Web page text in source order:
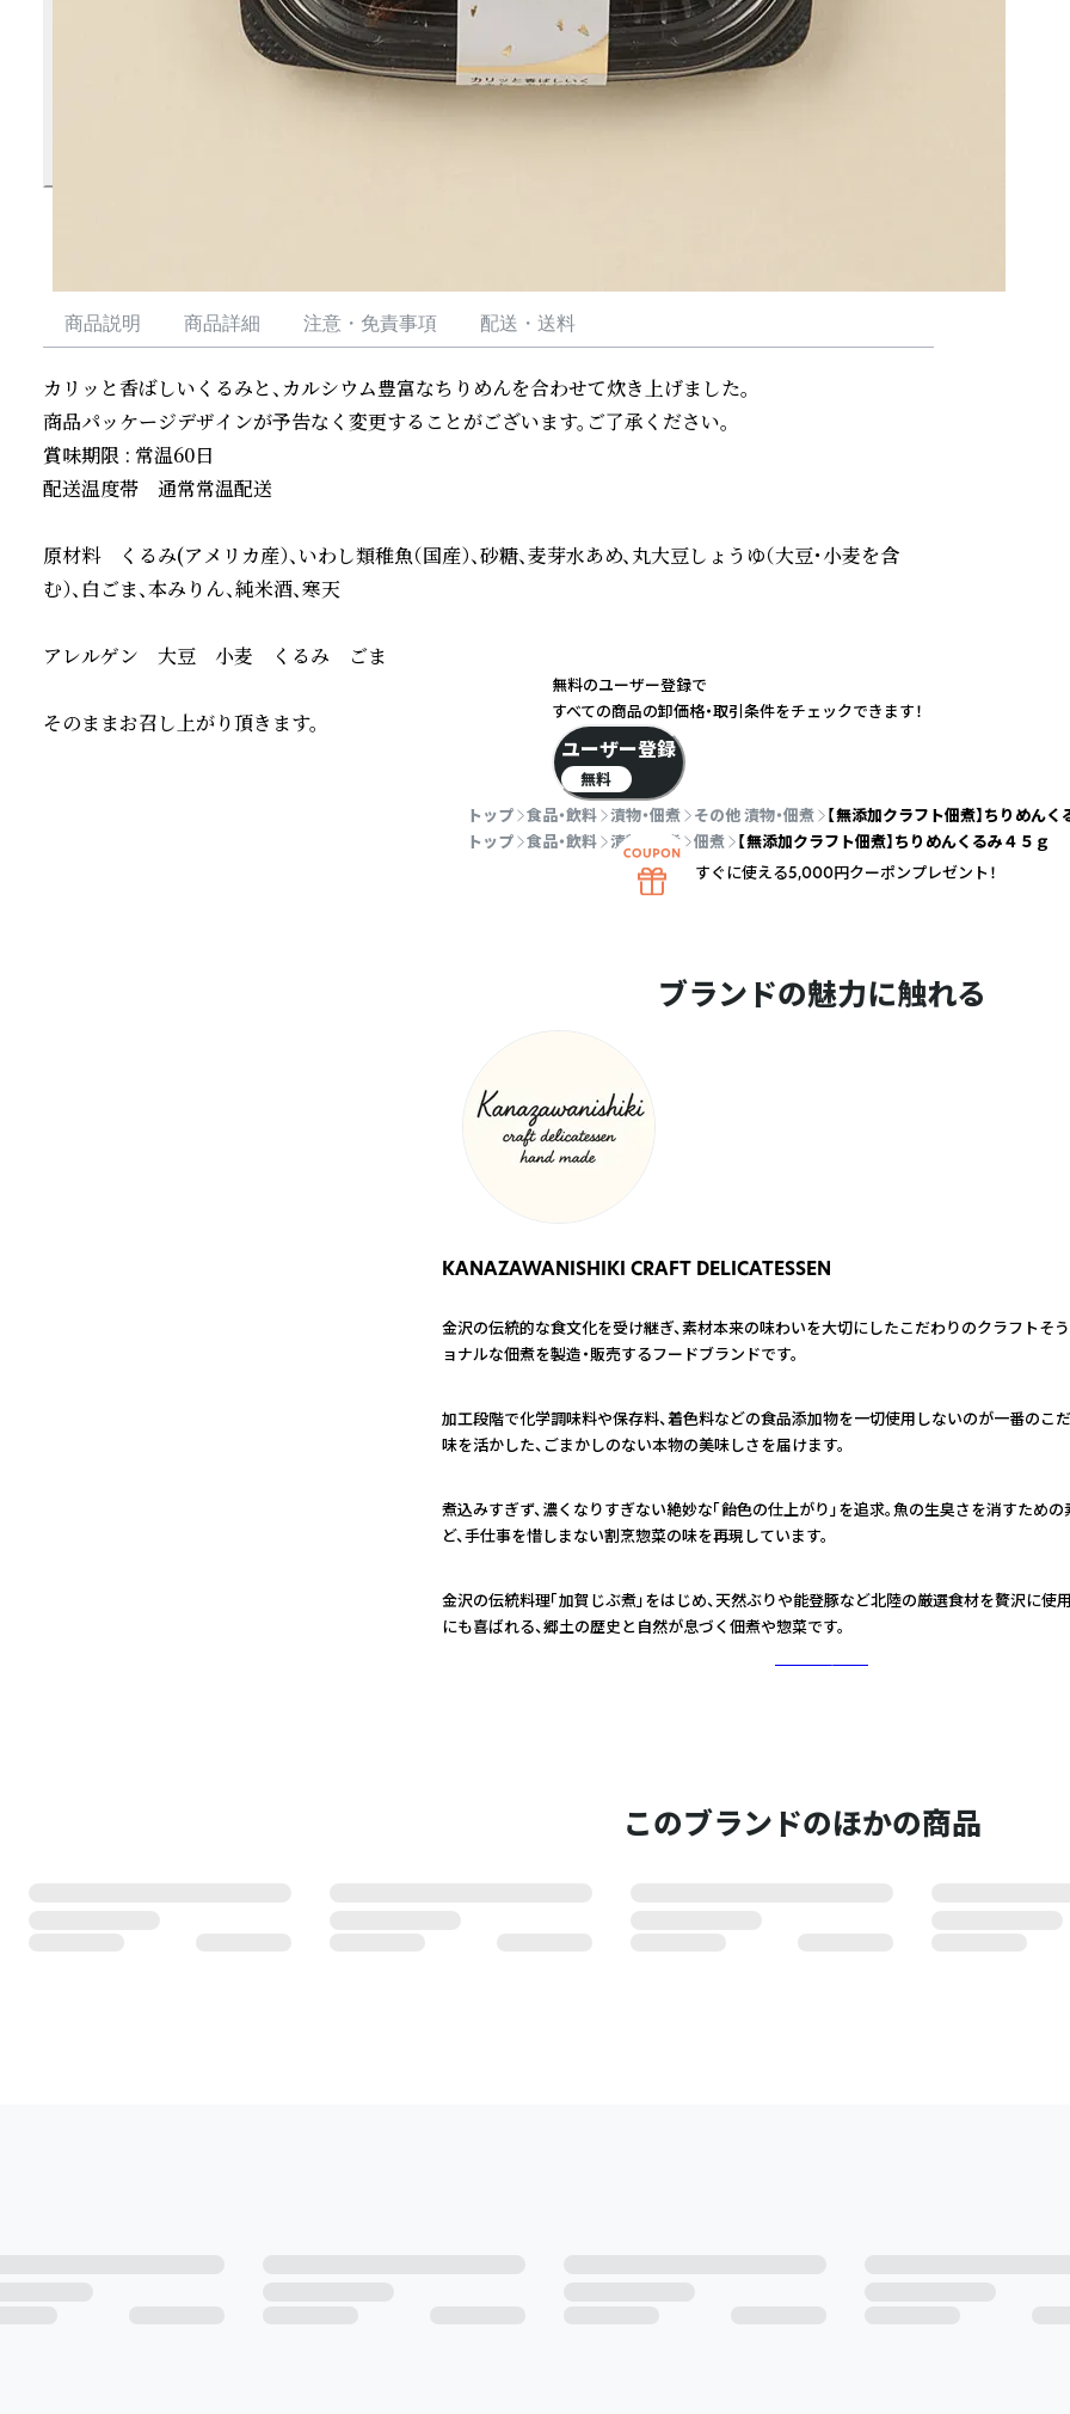
商品説明 商品詳細 注意・免責事項 配送・送料
カリッと香ばしいくるみと、カルシウム豊富なちりめんを合わせて炊き上げました。
商品パッケージデザインが予告なく変更することがございます。ご了承ください。
賞味期限 : 常温60日
配送温度帯　通常常温配送
原材料　くるみ(アメリカ産）、いわし類稚魚（国産）、砂糖、麦芽水あめ、丸大豆しょうゆ（大豆・小麦を含
む）、白ごま、本みりん、純米酒、寒天
アレルゲン　大豆　小麦　くるみ　ごま
そのままお召し上がり頂きます。
トップ 食品・飲料 漬物・佃煮 その他 漬物・佃煮
【無添加クラフト佃煮】ちりめんく
トップ
食品・飲料 漬物・佃煮 佃煮 【無添加クラフト佃煮】ちりめんくるみ４５ｇ
ブランドの魅力に触れる
KANAZAWANISHIKI CRAFT DELICATESSEN
金沢の伝統的な食文化を受け継ぎ、素材本来の味わいを大切にしたこだわりのクラフトそ
ョナルな佃煮を製造・販売するフードブランドです。
加工段階で化学調味料や保存料、着色料などの食品添加物を一切使用しないのが一番のこ
味を活かした、ごまかしのない本物の美味しさを届けます。
煮込みすぎず、濃くなりすぎない絶妙な「飴色の仕上がり」を追求。魚の生臭さを消すため
ど、手仕事を惜しまない割烹惣菜の味を再現しています。
金沢の伝統料理「加賀じぶ煮」をはじめ、天然ぶりや能登豚など北陸の厳選食材を贅沢に使
にも喜ばれる、郷土の歴史と自然が息づく佃煮や惣菜です。
このブランドのほかの商品
無料のユーザー登録で
すべての商品の卸価格・取引条件をチェックできます！
ユーザー登録
無料
すぐに使える5,000円クーポンプレゼント！